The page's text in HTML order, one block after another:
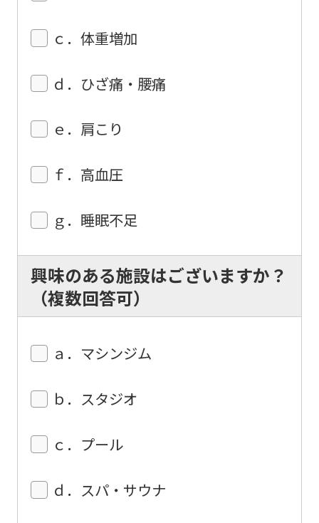
ｃ．体重増加
ｄ．ひざ痛・腰痛
ｅ．肩こり
ｆ．高血圧
ｇ．睡眠不足
興味のある施設はございますか？
（複数回答可）
ａ．マシンジム
ｂ．スタジオ
ｃ．プール
ｄ．スパ・サウナ